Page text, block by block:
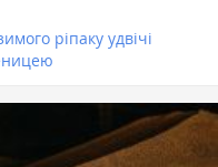
ріпаку удвічі